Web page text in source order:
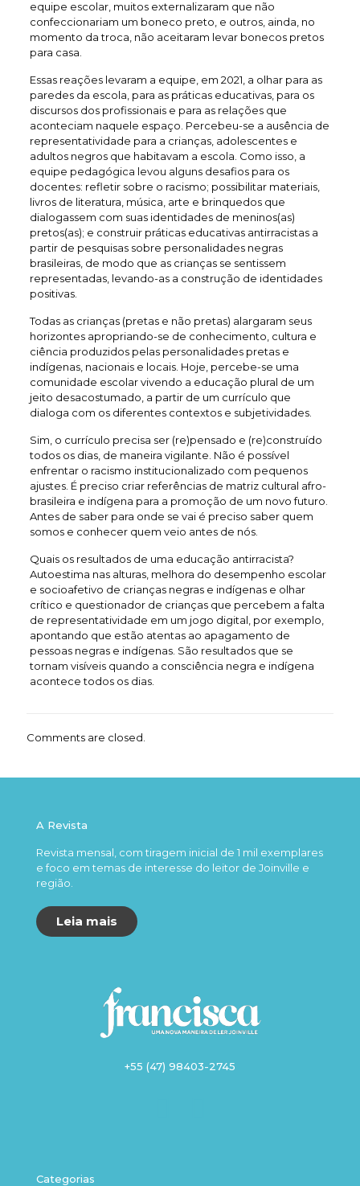
equipe escolar, muitos externalizaram que não
confeccionariam um boneco preto, e outros, ainda, no
momento da troca, não aceitaram levar bonecos pretos
para casa.
Essas reações levaram a equipe, em 2021, a olhar para as
paredes da escola, para as práticas educativas, para os
discursos dos profissionais e para as relações que
aconteciam naquele espaço. Percebeu-se a ausência de
representatividade para a crianças, adolescentes e
adultos negros que habitavam a escola. Como isso, a
equipe pedagógica levou alguns desafios para os
docentes: refletir sobre o racismo; possibilitar materiais,
livros de literatura, música, arte e brinquedos que
dialogassem com suas identidades de meninos(as)
pretos(as); e construir práticas educativas antirracistas a
partir de pesquisas sobre personalidades negras
brasileiras, de modo que as crianças se sentissem
representadas, levando-as a construção de identidades
positivas.
Todas as crianças (pretas e não pretas) alargaram seus
horizontes apropriando-se de conhecimento, cultura e
ciência produzidos pelas personalidades pretas e
indígenas, nacionais e locais. Hoje, percebe-se uma
comunidade escolar vivendo a educação plural de um
jeito desacostumado, a partir de um currículo que
dialoga com os diferentes contextos e subjetividades.
Sim, o currículo precisa ser (re)pensado e (re)construído
todos os dias, de maneira vigilante. Não é possível
enfrentar o racismo institucionalizado com pequenos
ajustes. É preciso criar referências de matriz cultural afro-
brasileira e indígena para a promoção de um novo futuro.
Antes de saber para onde se vai é preciso saber quem
somos e conhecer quem veio antes de nós.
Quais os resultados de uma educação antirracista?
Autoestima nas alturas, melhora do desempenho escolar
e socioafetivo de crianças negras e indígenas e olhar
crítico e questionador de crianças que percebem a falta
de representatividade em um jogo digital, por exemplo,
apontando que estão atentas ao apagamento de
pessoas negras e indígenas. São resultados que se
tornam visíveis quando a consciência negra e indígena
acontece todos os dias.
Comments are closed.
A Revista
Revista mensal, com tiragem inicial de 1 mil exemplares
e foco em temas de interesse do leitor de Joinville e
região.
Leia mais
+55 (47) 98403-2745
Categorias